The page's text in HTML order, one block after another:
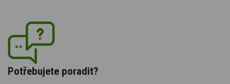
Potřebujete poradit?